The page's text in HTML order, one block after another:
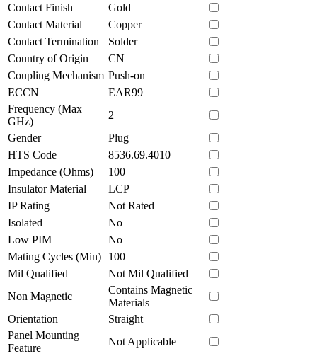
Contact Finish
Gold
Contact Material
Copper
Contact Termination
Solder
Country of Origin
CN
Coupling Mechanism Push-on
ECCN
EAR99
Frequency (Max
GHz)
2
Gender
Plug
HTS Code
8536.69.4010
Impedance (Ohms)
100
Insulator Material
LCP
IP Rating
Not Rated
Isolated
No
Low PIM
No
Mating Cycles (Min)
100
Mil Qualified
Not Mil Qualified
Non Magnetic
Contains Magnetic
Materials
Orientation
Straight
Panel Mounting
Feature
Not Applicable